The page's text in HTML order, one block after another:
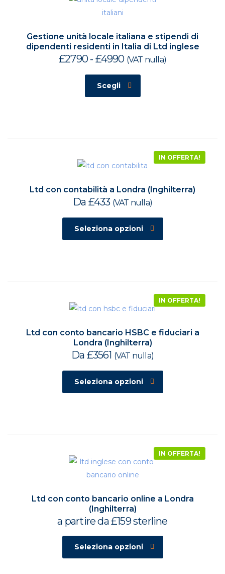
Gestione unità locale italiana e stipendi di
dipendenti residenti in Italia di Ltd inglese
£2790 - £4990Fascia
di
prezzo:
da
(VAT nulla)
Scegli
IN OFFERTA!
Ltd con contabilità a Londra (Inghilterra)
Da £433 (VAT nulla)
Seleziona opzioni
IN OFFERTA!
Ltd con conto bancario HSBC e fiduciari a
Londra (Inghilterra)
Da £3561 (VAT nulla)
Seleziona opzioni
IN OFFERTA!
Ltd con conto bancario online a Londra
(Inghilterra)
a partire da £159 sterline
Seleziona opzioni